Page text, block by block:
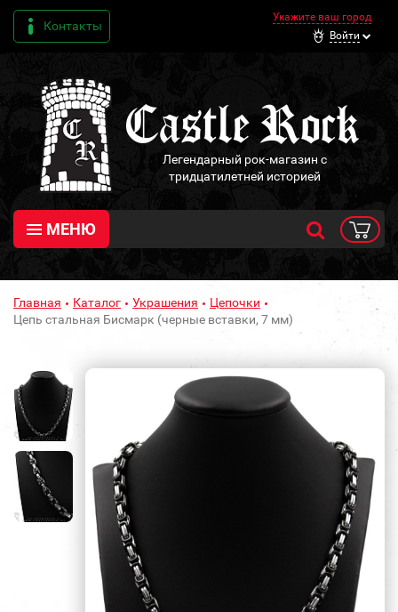
Контакты
Укажите ваш город
Войти
Легендарный рок-магазин с
тридцатилетней историей
МЕНЮ
Главная Каталог Украшения
Цепочки
Цепь стальная Бисмарк (черные вставки, 7 мм)